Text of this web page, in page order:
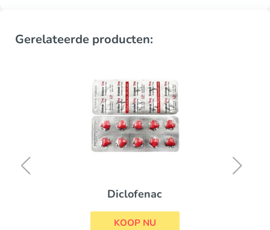
Gerelateerde producten:
Diclofenac
KOOP NU